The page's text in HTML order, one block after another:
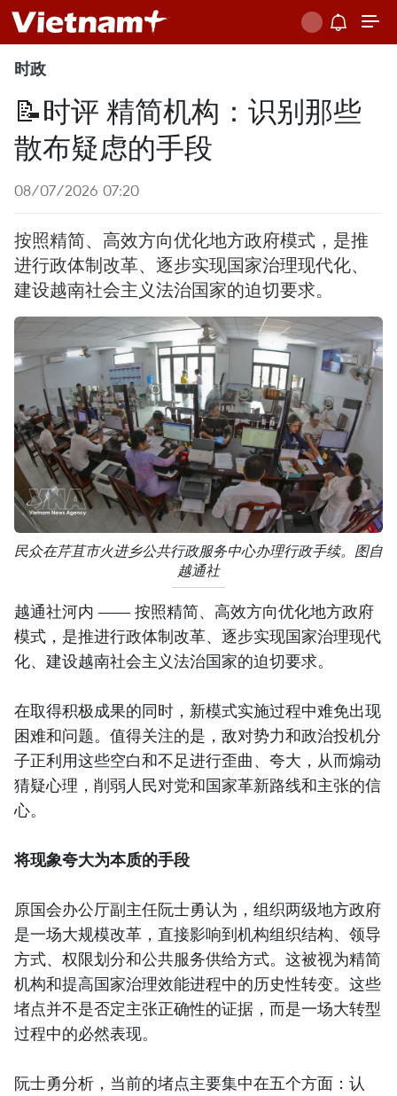
时政
📝时评 精简机构：识别那些
散布疑虑的手段
08/07/2026 07:20
按照精简、高效方向优化地方政府模式，是推
进行政体制改革、逐步实现国家治理现代化、
建设越南社会主义法治国家的迫切要求。
民众在芹苴市火进乡公共行政服务中心办理行政手续。图自
越通社
越通社河内 —— 按照精简、高效方向优化地方政府
模式，是推进行政体制改革、逐步实现国家治理现代
化、建设越南社会主义法治国家的迫切要求。
在取得积极成果的同时，新模式实施过程中难免出现
困难和问题。值得关注的是，敌对势力和政治投机分
子正利用这些空白和不足进行歪曲、夸大，从而煽动
猜疑心理，削弱人民对党和国家革新路线和主张的信
心。
将现象夸大为本质的手段
原国会办公厅副主任阮士勇认为，组织两级地方政府
是一场大规模改革，直接影响到机构组织结构、领导
方式、权限划分和公共服务供给方式。这被视为精简
机构和提高国家治理效能进程中的历史性转变。这些
堵点并不是否定主张正确性的证据，而是一场大转型
过程中的必然表现。
阮士勇分析，当前的堵点主要集中在五个方面：认